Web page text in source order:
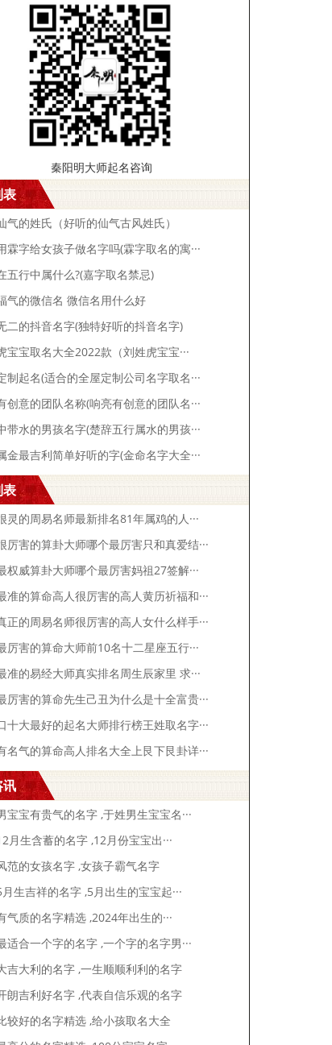
秦阳明大师起名咨询
表
气的姓氏（好听的仙气古风姓氏）
霖字给女孩子做名字吗(霖字取名的寓···
五行中属什么?(嘉字取名禁忌)
气的微信名 微信名用什么好
二的抖音名字(独特好听的抖音名字)
宝宝取名大全2022款（刘姓虎宝宝···
制起名(适合的全屋定制公司名字取名···
创意的团队名称(响亮有创意的团队名···
带水的男孩名字(楚辞五行属水的男孩···
金最吉利简单好听的字(金命名字大全···
表
灵的周易名师最新排名81年属鸡的人···
厉害的算卦大师哪个最厉害只和真爱结···
权威算卦大师哪个最厉害妈祖27签解···
准的算命高人很厉害的高人黄历祈福和···
正的周易名师很厉害的高人女什么样手···
厉害的算命大师前10名十二星座五行···
准的易经大师真实排名周生辰家里 求···
厉害的算命先生己丑为什么是十全富贵···
十大最好的起名大师排行榜王姓取名字···
名气的算命高人排名大全上艮下艮卦详···
讯
宝宝有贵气的名字 ,于姓男生宝宝名···
月生含蓄的名字 ,12月份宝宝出···
范的女孩名字 ,女孩子霸气名字
生吉祥的名字 ,5月出生的宝宝起···
气质的名字精选 ,2024年出生的···
适合一个字的名字 ,一个字的名字男···
吉大利的名字 ,一生顺顺利利的名字
朗吉利好名字 ,代表自信乐观的名字
较好的名字精选 ,给小孩取名大全